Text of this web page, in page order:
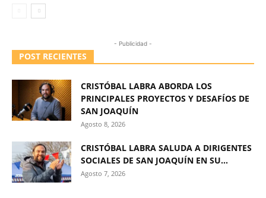
- Publicidad -
POST RECIENTES
CRISTÓBAL LABRA ABORDA LOS
PRINCIPALES PROYECTOS Y DESAFÍOS DE
SAN JOAQUÍN
Agosto 8, 2026
CRISTÓBAL LABRA SALUDA A DIRIGENTES
SOCIALES DE SAN JOAQUÍN EN SU...
Agosto 7, 2026